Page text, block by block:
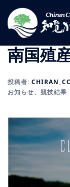
ン南国殖
投稿者:
お知らせ、 競技結果